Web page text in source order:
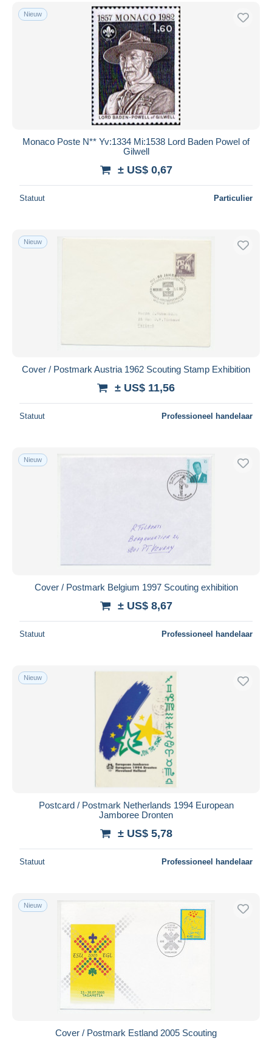
Nieuw
Monaco Poste N** Yv:1334 Mi:1538 Lord Baden Powel of
Gilwell
± US$ 0,67
Statuut Particulier
Nieuw
Cover / Postmark Austria 1962 Scouting Stamp Exhibition
± US$ 11,56
Statuut Professioneel handelaar
Nieuw
Cover / Postmark Belgium 1997 Scouting exhibition
± US$ 8,67
Statuut Professioneel handelaar
Nieuw
Postcard / Postmark Netherlands 1994 European
Jamboree Dronten
± US$ 5,78
Statuut Professioneel handelaar
Nieuw
Cover / Postmark Estland 2005 Scouting